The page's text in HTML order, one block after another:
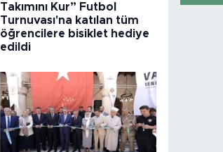
Takımını Kur” Futbol
Turnuvası'na katılan tüm
öğrencilere bisiklet hediye
edildi